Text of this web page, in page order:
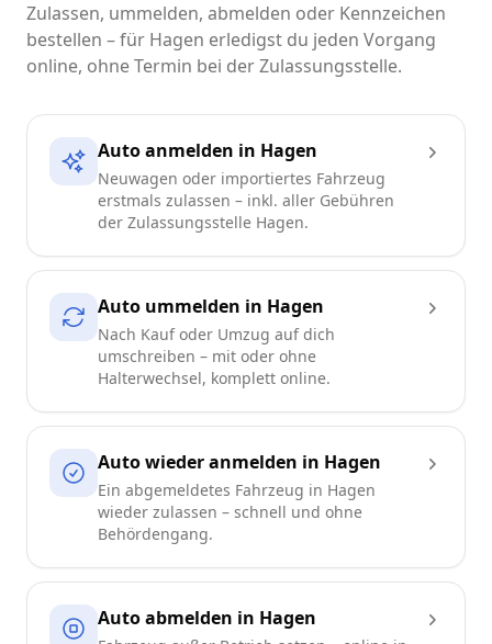
Zulassen, ummelden, abmelden oder Kennzeichen
bestellen – für Hagen erledigst du jeden Vorgang
online, ohne Termin bei der Zulassungsstelle.
Auto anmelden in Hagen
Neuwagen oder importiertes Fahrzeug
erstmals zulassen – inkl. aller Gebühren
der Zulassungsstelle Hagen.
Auto ummelden in Hagen
Nach Kauf oder Umzug auf dich
umschreiben – mit oder ohne
Halterwechsel, komplett online.
Auto wieder anmelden in Hagen
Ein abgemeldetes Fahrzeug in Hagen
wieder zulassen – schnell und ohne
Behördengang.
Auto abmelden in Hagen